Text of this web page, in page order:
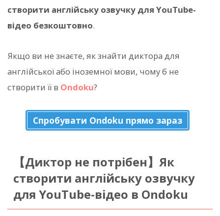
створити англійську озвучку для YouTube-
відео безкоштовно.
Якщо ви не знаєте, як знайти диктора для
англійської або іноземної мови, чому б не
створити її в Ondoku?
Спробувати Ondoku прямо зараз
【Диктор не потрібен】Як
створити англійську озвучку
для YouTube-відео в Ondoku